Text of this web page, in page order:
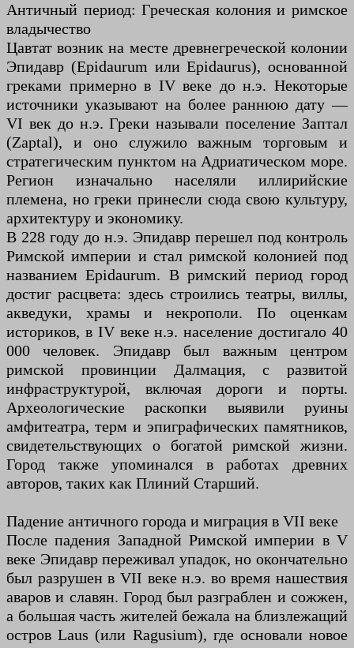
Античный период: Греческая колония и римское
владычество
Цавтат возник на месте древнегреческой колонии
Эпидавр (Epidaurum или Epidaurus), основанной
греками примерно в IV веке до н.э. Некоторые
источники указывают на более раннюю дату —
VI век до н.э. Греки называли поселение Заптал
(Zaptal), и оно служило важным торговым и
стратегическим пунктом на Адриатическом море.
Регион изначально населяли иллирийские
племена, но греки принесли сюда свою культуру,
архитектуру и экономику.
В 228 году до н.э. Эпидавр перешел под контроль
Римской империи и стал римской колонией под
названием Epidaurum. В римский период город
достиг расцвета: здесь строились театры, виллы,
акведуки, храмы и некрополи. По оценкам
историков, в IV веке н.э. население достигало 40
000 человек. Эпидавр был важным центром
римской провинции Далмация, с развитой
инфраструктурой, включая дороги и порты.
Археологические раскопки выявили руины
амфитеатра, терм и эпиграфических памятников,
свидетельствующих о богатой римской жизни.
Город также упоминался в работах древних
авторов, таких как Плиний Старший.
Падение античного города и миграция в VII веке
После падения Западной Римской империи в V
веке Эпидавр переживал упадок, но окончательно
был разрушен в VII веке н.э. во время нашествия
аваров и славян. Город был разграблен и сожжен,
а большая часть жителей бежала на близлежащий
остров Laus (или Ragusium), где основали новое